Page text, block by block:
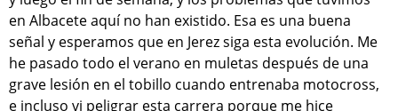
en Albacete aquí no han existido. Esa es una buena
señal y esperamos que en Jerez siga esta evolución. Me
he pasado todo el verano en muletas después de una
grave lesión en el tobillo cuando entrenaba motocross,
e incluso vi peligrar esta carrera porque me hice